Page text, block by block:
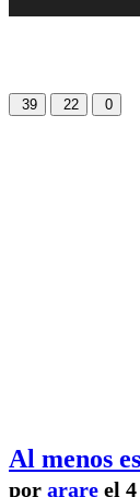
39 22 0
Al menos
por arare el